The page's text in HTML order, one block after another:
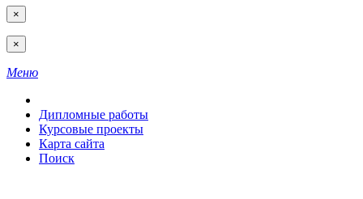
×
×
Меню
Дипломные работы
Курсовые проекты
Карта сайта
Поиск